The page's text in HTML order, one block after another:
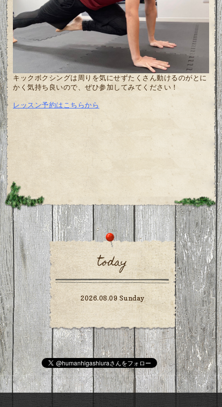
キックボクシングは周りを気にせずたくさん動けるのがとに
かく気持ち良いので、ぜひ参加してみてください！
レッスン予約はこちらから
today
2026.08.09 Sunday